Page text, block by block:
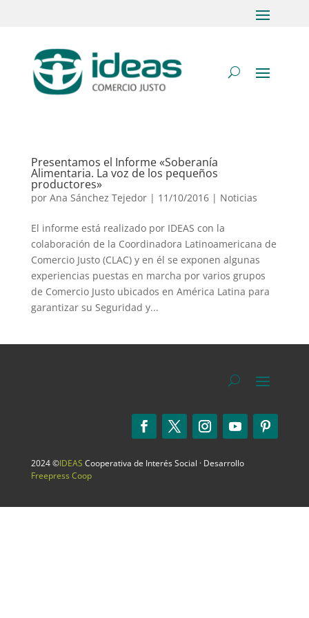
Presentamos el Informe «Soberanía
Alimentaria. La voz de los pequeños
productores»
por Ana Sánchez Tejedor| 11/10/2016 | Noticias
El informe está realizado por IDEAS con la
colaboración de la Coordinadora Latinoamericana de
Comercio Justo (CLAC) y en él se exponen algunas
experiencias puestas en marcha por varios grupos
de Comercio Justo ubicados en América Latina para
garantizar su Seguridad y...
2024 ©IDEAS Cooperativa de Interés Social · Desarrollo
Freepress Coop